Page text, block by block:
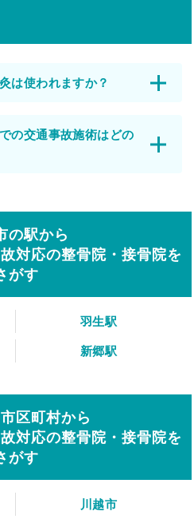
は使われますか？
の交通事故施術はどの
の駅から
対応の整骨院・接骨院を
がす
羽生駅
新郷駅
区町村から
対応の整骨院・接骨院を
がす
川越市